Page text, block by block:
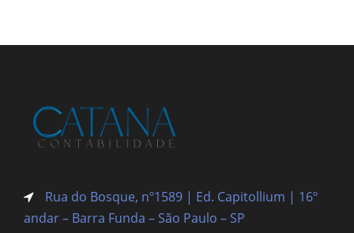
Rua do Bosque, nº1589 | Ed. Capitollium | 16º
andar – Barra Funda – São Paulo – SP